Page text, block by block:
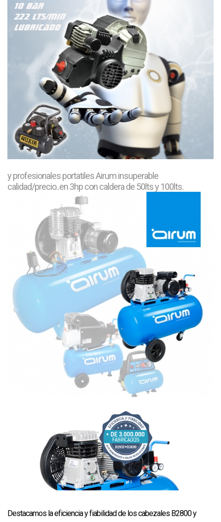
y profesionales portatiles Airum insuperable
calidad/precio..en 3hp con caldera de 50lts y 100lts.
Destacamos la eficiencia y fiabilidad de los cabezales B2800 y